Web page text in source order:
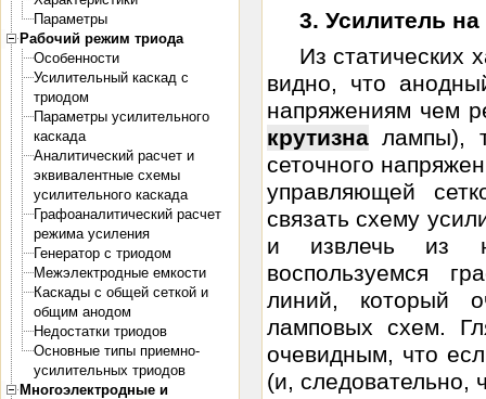
Параметры
Рабочий режим триода
Особенности
Усилительный каскад с
триодом
Параметры усилительного
каскада
Аналитический расчет и
эквивалентные схемы
усилительного каскада
Графоаналитический расчет
режима усиления
Генератор с триодом
Межэлектродные емкости
Каскады с общей сеткой и
общим анодом
Недостатки триодов
Основные типы приемно-
усилительных триодов
Многоэлектродные и
3. Усилитель
Из статических
видно, что
напряжениям чем
крутизна лампы),
сеточного
управляющей
связать схему
и извлечь из
воспользуемся
линий, который
ламповых схем.
очевидным, что
(и, следовательно,